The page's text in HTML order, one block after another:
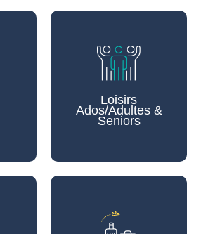
Loisirs
Ados/Adultes &
Seniors